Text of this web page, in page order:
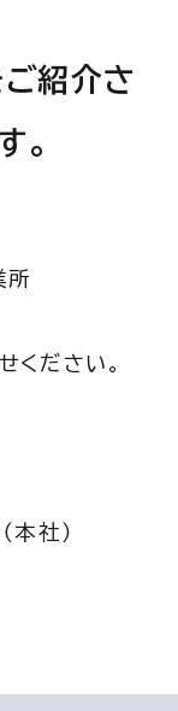
紹介さ
。
所
ください。
社）